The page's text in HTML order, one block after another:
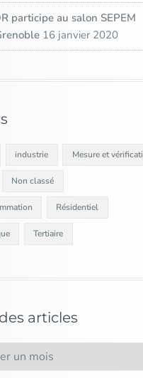
participe au salon SEPEM
16 janvier 2020
industrie Mesure et
Non classé
Résidentiel
Tertiaire
articles